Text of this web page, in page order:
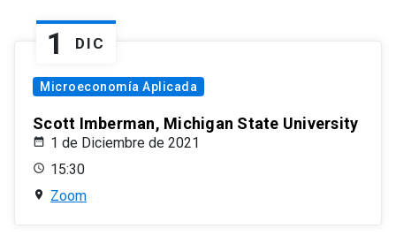
1 DIC
Microeconomía Aplicada
Scott Imberman, Michigan State University
1 de Diciembre de 2021
15:30
Zoom